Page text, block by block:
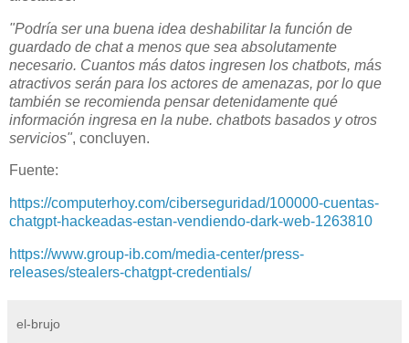
"Podría ser una buena idea deshabilitar la función de
guardado de chat a menos que sea absolutamente
necesario. Cuantos más datos ingresen los chatbots, más
atractivos serán para los actores de amenazas, por lo que
también se recomienda pensar detenidamente qué
información ingresa en la nube. chatbots basados y otros
servicios", concluyen.
Fuente:
https://computerhoy.com/ciberseguridad/100000-cuentas-
chatgpt-hackeadas-estan-vendiendo-dark-web-1263810
https://www.group-ib.com/media-center/press-
releases/stealers-chatgpt-credentials/
el-brujo